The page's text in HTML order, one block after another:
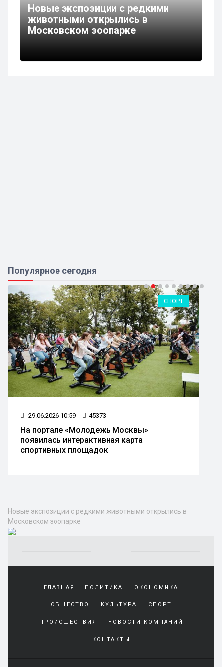
Новые экспозиции с редкими
животными открылись в
Московском зоопарке
Популярное сегодня
СПОРТ
29.06.2026 10:59 45373
На портале «Молодежь Москвы»
появилась интерактивная карта
спортивных площадок
Новые экспозиции с редкими животными открылись в
Московском зоопарке
sürekli
beraber
geçirerek
harcadığı
ГЛАВНАЯ ПОЛИТИКА ЭКОНОМИКА
ОБЩЕСТВО КУЛЬТУРА СПОРТ
ПРОИСШЕСТВИЯ НОВОСТИ КОМПАНИЙ
КОНТАКТЫ